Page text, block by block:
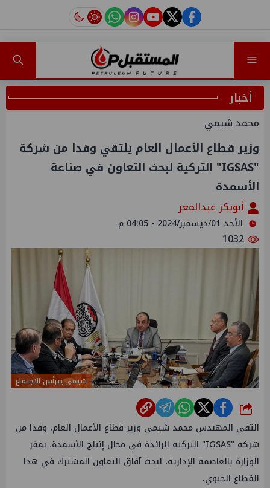
facebook
twitter
youtube
instagram
tiktok
أخبار
محمد شيمي
وزير قطاع الأعمال العام يلتقي وفدا من شركة
"IGSAS" التركية لبحث التعاون في صناعة
الأسمدة
أبوبكر عبدالمعز
الأحد 01/ديسمبر/2024 - 04:05 م
شيمي يترأس الاجتماع
شارك
التقى المهندس محمد شيمي وزير قطاع الأعمال العام، وفدا من
شركة "IGSAS" التركية الرائدة في مجال إنتاج الأسمدة، بمقر
الوزارة بالعاصمة الإدارية، لبحث آفاق التعاون المشترك في هذا
القطاع الحيوي.